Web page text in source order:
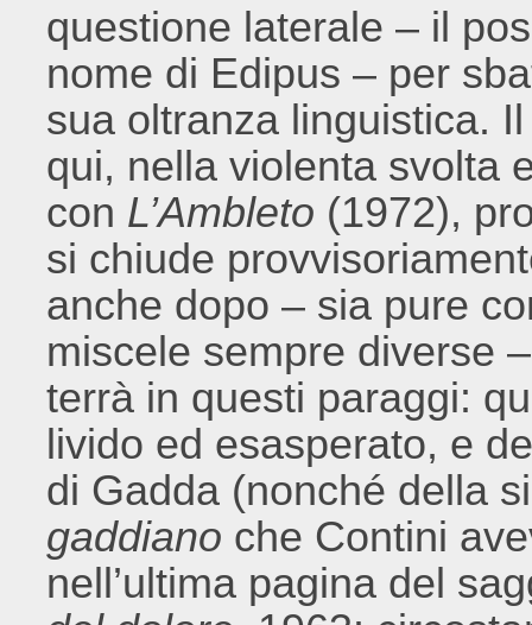
questione laterale – il
nome di Edipus – per
sua oltranza linguistica.
qui, nella violenta svolta
con L’Ambleto (1972),
si chiude
anche dopo – sia pure
miscele sempre diverse
terrà in questi paraggi:
livido ed esasperato, e
di Gadda (nonché della
gaddiano che Contini
nell’ultima pagina del